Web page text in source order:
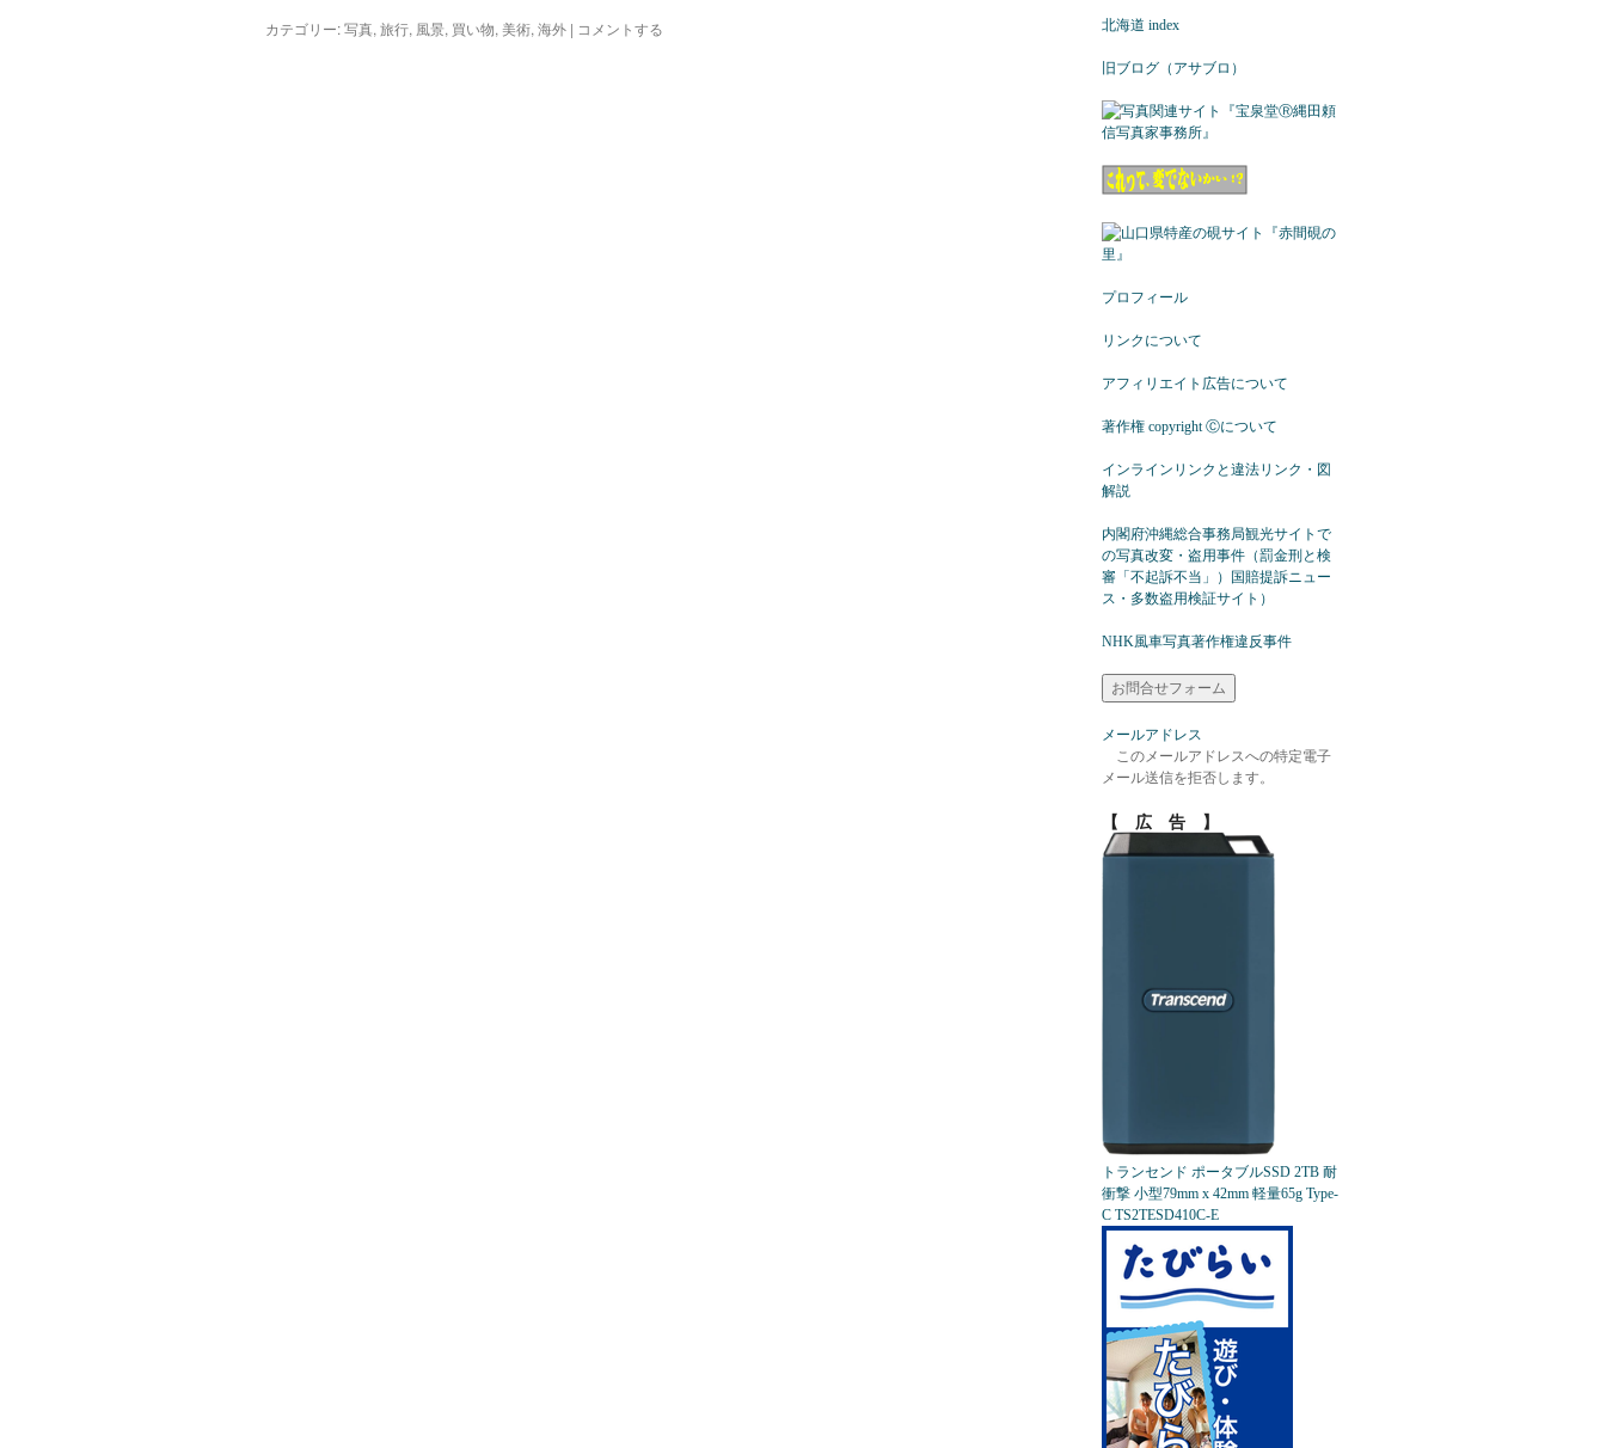
カテゴリー:写真, 旅行, 風景, 買い物, 美術, 海外 | コメントする 北海道 index
旧ブログ（アサブロ）
プロフィール
リンクについて
アフィリエイト広告について
著作権 copyright Ⓒについて
インラインリンクと違法リンク・図
解説
内閣府沖縄総合事務局観光サイトで
の写真改変・盗用事件（罰金刑と検
審「不起訴不当」）国賠提訴ニュー
ス・多数盗用検証サイト）
NHK風車写真著作権違反事件
メールアドレス
このメールアドレスへの特定電子
メール送信を拒否します。
【 広 告 】
トランセンド ポータブルSSD 2TB 耐
衝撃 小型79mm x 42mm 軽量65g Type-
C TS2TESD410C-E